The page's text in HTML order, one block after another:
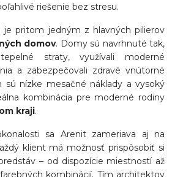
riešenie bez stresu.
je pritom jedným z hlavných pilierov
domov. Domy sú navrhnuté tak,
straty, využívali moderné
a zabezpečovali zdravé vnútorné
sú nízke mesačné náklady a vysoký
kombinácia pre moderné rodiny
kraji.
sa Arenit zameriava aj na
klient má možnosť prispôsobiť si
– od dispozície miestností až
kombinácií. Tím architektov